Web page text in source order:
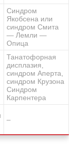
Синдром
Якобсена или
синдром Смита
— Лемли —
Опица
Танатофорная
дисплазия,
синдром Аперта,
синдром Крузона
Синдром
Карпентера
–